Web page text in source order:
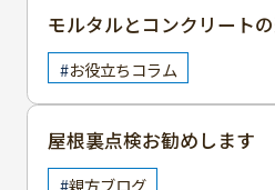
モルタルとコンクリート
使用感まで徹底解説
お役立ちコラム
屋根裏点検お勧めします
親方ブログ